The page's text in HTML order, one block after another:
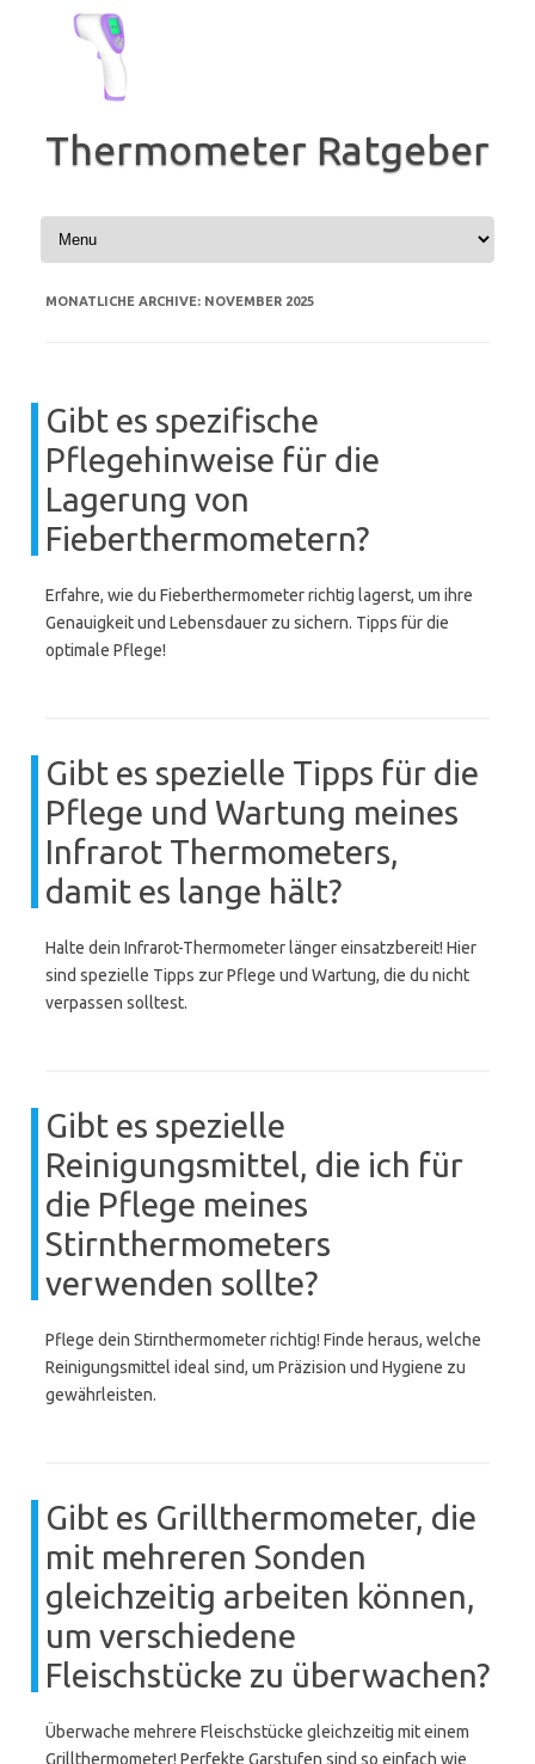
springen
Thermometer Ratgeber
MONATLICHE ARCHIVE: NOVEMBER 2025
Gibt es spezifische
Pflegehinweise für die
Lagerung von
Fieberthermometern?
Erfahre, wie du Fieberthermometer richtig lagerst, um ihre
Genauigkeit und Lebensdauer zu sichern. Tipps für die
optimale Pflege!
Gibt es spezielle Tipps für die
Pflege und Wartung meines
Infrarot Thermometers,
damit es lange hält?
Halte dein Infrarot-Thermometer länger einsatzbereit! Hier
sind spezielle Tipps zur Pflege und Wartung, die du nicht
verpassen solltest.
Gibt es spezielle
Reinigungsmittel, die ich für
die Pflege meines
Stirnthermometers
verwenden sollte?
Pflege dein Stirnthermometer richtig! Finde heraus, welche
Reinigungsmittel ideal sind, um Präzision und Hygiene zu
gewährleisten.
Gibt es Grillthermometer, die
mit mehreren Sonden
gleichzeitig arbeiten können,
um verschiedene
Fleischstücke zu überwachen?
Überwache mehrere Fleischstücke gleichzeitig mit einem
Grillthermometer! Perfekte Garstufen sind so einfach wie